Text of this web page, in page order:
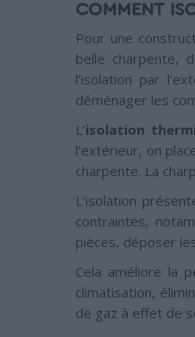
COMMENT
Pour une
belle charpente,
l’isolation par
déménager les
L’isolation
l’extérieur, on
charpente. La
L’isolation
contraintes,
pièces, déposer
Cela améliore la
climatisation,
de gaz à effet de